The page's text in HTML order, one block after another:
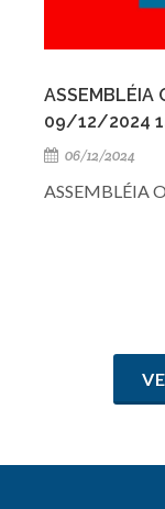
ASSEMBLÉIA
09/12/2024
06/12/2024
ASSEMBLÉIA